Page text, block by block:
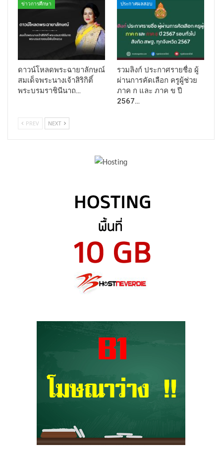
ข่าวการศึกษา
ดาวน์โหลดพระฉายาลักษณ์
สมเด็จพระนางเจ้าสิริกิติ์
พระบรมราชินีนาถ…
ประกาศผลสอบ
รวมลิงก์ ประกาศรายชื่อ ผู้
ผ่านการคัดเลือก ครูผู้ช่วย
ภาค ก และ ภาค ข ปี
2567…
PREV NEXT